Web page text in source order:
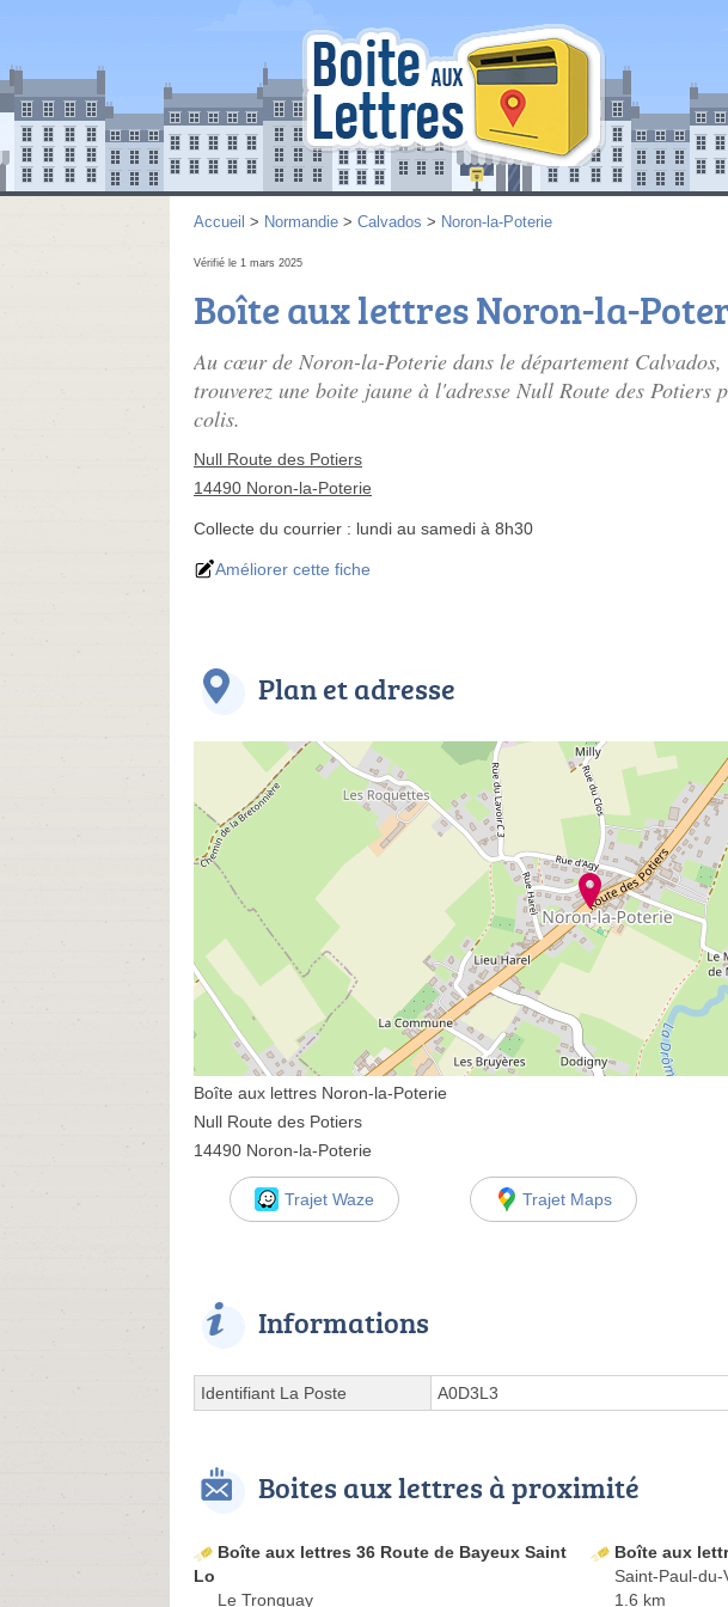
Accueil > Normandie > Calvados > Noron-la-Poterie
Vérifié le 1 mars 2025
Boîte aux lettres Noron-la-
Au cœur de Noron-la-Poterie dans le département
trouverez une boite jaune à l'adresse Null Route des Potiers
colis.
Null Route des Potiers
14490 Noron-la-Poterie
Collecte du courrier : lundi au samedi à 8h30
Améliorer cette fiche
Plan et adresse
Boîte aux lettres Noron-la-Poterie
Null Route des Potiers
14490 Noron-la-Poterie
Trajet Waze Trajet Maps
Informations
Identifiant La Poste A0D3L3
Boites aux lettres à proximité
Boîte aux lettres 36 Route de Bayeux Saint
Lo
Le Tronquay
Boîte aux
Saint-Paul-du-
1.6 km